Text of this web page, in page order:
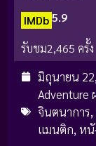
IMDb5.9
รับชม2,465 ครั้ง
มิถุนายน
Adventure
จินตนาการ,
แมนติก, หนั